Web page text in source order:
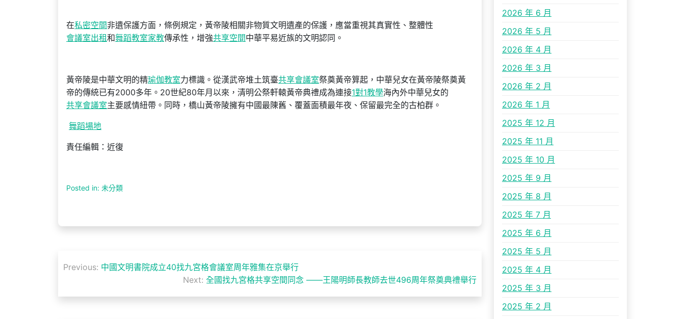
在私密空間非遺保護方面，條例規定，黃帝陵相關非物質文明遺產的保護，應當重視其真實性、整體性
會議室出租和舞蹈教室家教傳承性，增強共享空間中華平易近族的文明認同。
黃帝陵是中華文明的精瑜伽教室力標識。從漢武帝堆土筑臺共享會議室祭奠黃帝算起，中華兒女在黃帝陵祭奠黃
帝的傳統已有2000多年。20世紀80年月以來，清明公祭軒轅黃帝典禮成為連接1對1教學海內外中華兒女的
共享會議室主要感情紐帶。同時，橋山黃帝陵擁有中國最陳舊、覆蓋面積最年夜、保留最完全的古柏群。
舞蹈場地
責任編輯：近復
Posted in: 未分類
文
導
Previous: 中國文明書院成立40找九宮格會議室周年雅集在京舉行
Next: 全國找九宮格共享空間同念 ——王陽明師長教師去世496周年祭奠典禮舉行
2026 年 6 月
2026 年 5 月
2026 年 4 月
2026 年 3 月
2026 年 2 月
2026 年 1 月
2025 年 12 月
2025 年 11 月
2025 年 10 月
2025 年 9 月
2025 年 8 月
2025 年 7 月
2025 年 6 月
2025 年 5 月
2025 年 4 月
2025 年 3 月
2025 年 2 月